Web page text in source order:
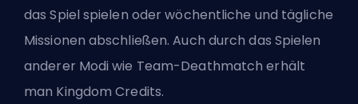
das Spiel spielen oder wöchentliche und tägliche
Missionen abschließen. Auch durch das Spielen
anderer Modi wie Team-Deathmatch erhält
man Kingdom Credits.